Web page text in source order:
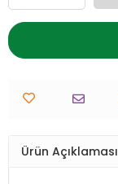
Ürün Açıklaması